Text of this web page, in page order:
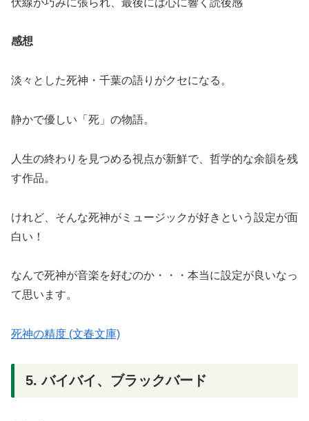
感想
淡々とした死神・千葉の語りがクセになる。
静かで優しい「死」の物語。
人生の終わりを見つめる視点が新鮮で、哲学的な余韻を残
す作品。
けれど、そんな死神がミュージックが好きという設定が面
白い！
なんで死神が音楽を好むのか・・・本当に設定が良いなっ
て思います。
死神の精度 (文春文庫)
5. バイバイ、ブラックバード